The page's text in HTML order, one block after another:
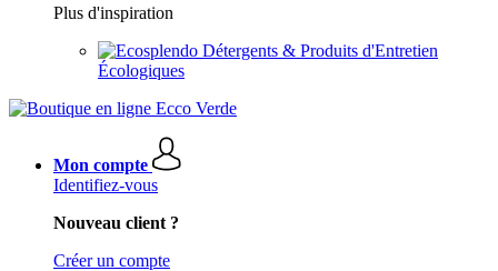
Plus d'inspiration
Détergents & Produits d'Entretien
Écologiques
Mon compte
Identifiez-vous
Nouveau client ?
Créer un compte